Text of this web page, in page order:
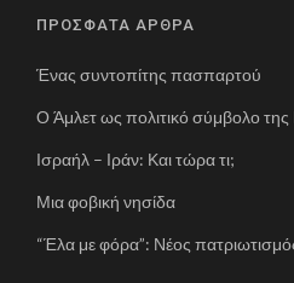
ΠΡΟΣΦΑΤΑ ΑΡΘΡΑ
Ένας συντοπίτης πασπαρτού
Ο Άμλετ ως πολιτικό σύμβολο
Ισραήλ – Ιράν: Και τώρα τι;
Μια φοβική νησίδα
“Έλα με φόρα”: Νέος